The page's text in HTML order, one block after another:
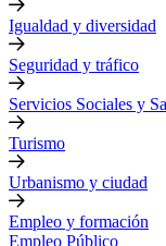
Igualdad y diversidad
Seguridad y tráfico
Servicios Sociales y
Turismo
Urbanismo y ciudad
Empleo y formación
Empleo Público